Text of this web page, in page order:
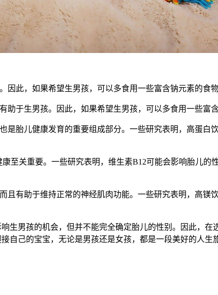
此，如果希望生男孩，可以多食用一些富含钠元素的食物
生男孩。因此，如果希望生男孩，可以多食用一些富含
胎儿健康发育的重要组成部分。一些研究表明，高蛋白
关重要。一些研究表明，维生素B12可能会影响胎儿的
有助于维持正常的神经肌肉功能。一些研究表明，高镁
男孩的机会，但并不能完全确定胎儿的性别。因此，在
自己的宝宝，无论是男孩还是女孩，都是一段美好的人生